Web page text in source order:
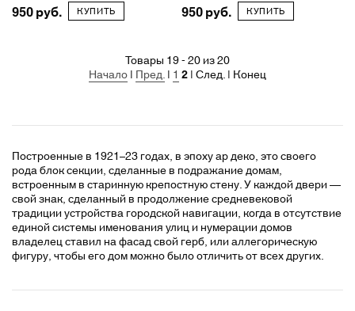
950 КУПИТЬ 950 КУПИТЬ
Товары 19 - 20 из 20
Начало | Пред. | 1 2 | След. | Конец
Построенные в 1921–23 годах, в эпоху ар деко, это своего
рода блок секции, сделанные в подражание домам,
встроенным в старинную крепостную стену. У каждой двери —
свой знак, сделанный в продолжение средневековой
традиции устройства городской навигации, когда в отсутствие
единой системы именования улиц и нумерации домов
владелец ставил на фасад свой герб, или аллегорическую
фигуру, чтобы его дом можно было отличить от всех других.